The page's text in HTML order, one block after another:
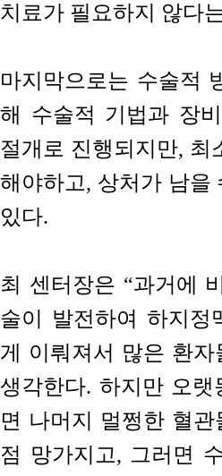
치료가 필요하지 않다
마지막으로는 수술적
해 수술적 기법과 장
절개로 진행되지만, 최
해야하고, 상처가 남을
있다.
최 센터장은 “과거에
술이 발전하여 하지정
게 이뤄져서 많은 환자
생각한다. 하지만 오랫
면 나머지 멀쩡한 혈
점 망가지고, 그러면